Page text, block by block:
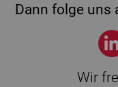
Dann folge uns
Wir